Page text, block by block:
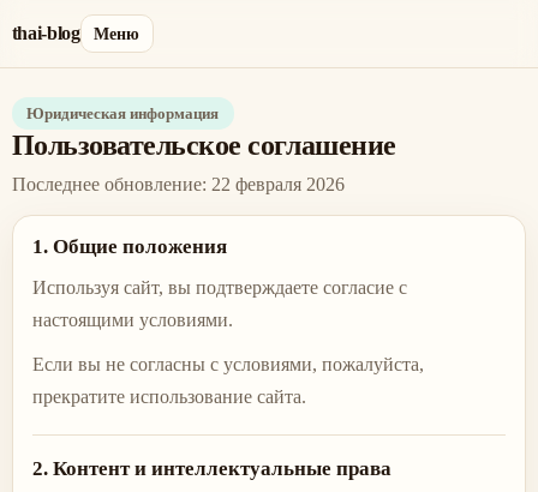
thai-blog Меню
Юридическая информация
Пользовательское соглашение
Последнее обновление: 22 февраля 2026
1. Общие положения
Используя сайт, вы подтверждаете согласие с
настоящими условиями.
Если вы не согласны с условиями, пожалуйста,
прекратите использование сайта.
2. Контент и интеллектуальные права